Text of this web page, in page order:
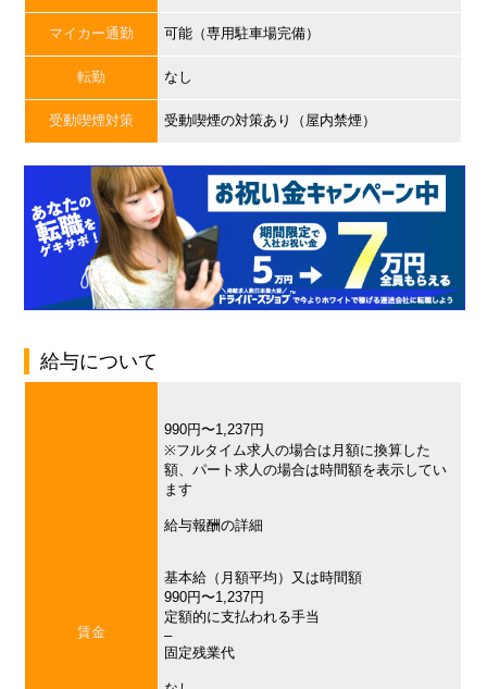
マイカー通勤 可能（専用駐車場完備）
転勤 なし
受動喫煙対策 受動喫煙の対策あり（屋内禁煙）
給与について
賃金
990円〜1,237円
※フルタイム求人の場合は月額に換算した
額、パート求人の場合は時間額を表示してい
ます
給与報酬の詳細
基本給（月額平均）又は時間額
990円〜1,237円
定額的に支払われる手当
–
固定残業代